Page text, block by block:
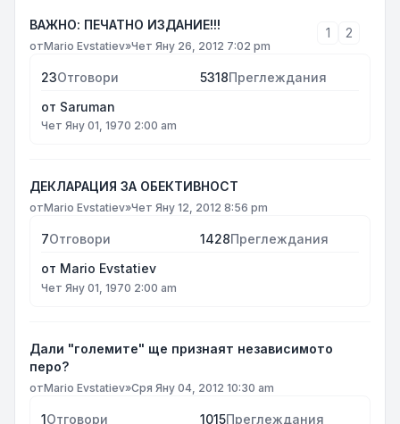
ВАЖНО: ПЕЧАТНО ИЗДАНИЕ!!!
отMario Evstatiev»Чет Яну 26, 2012 7:02 pm
1 2
23Отговори 5318Преглеждания
от Saruman
Чет Яну 01, 1970 2:00 am
ДЕКЛАРАЦИЯ ЗА ОБЕКТИВНОСТ
отMario Evstatiev»Чет Яну 12, 2012 8:56 pm
7Отговори 1428Преглеждания
от Mario Evstatiev
Чет Яну 01, 1970 2:00 am
Дали "големите" ще признаят независимото
перо?
отMario Evstatiev»Сря Яну 04, 2012 10:30 am
1Отговори 1015Преглеждания